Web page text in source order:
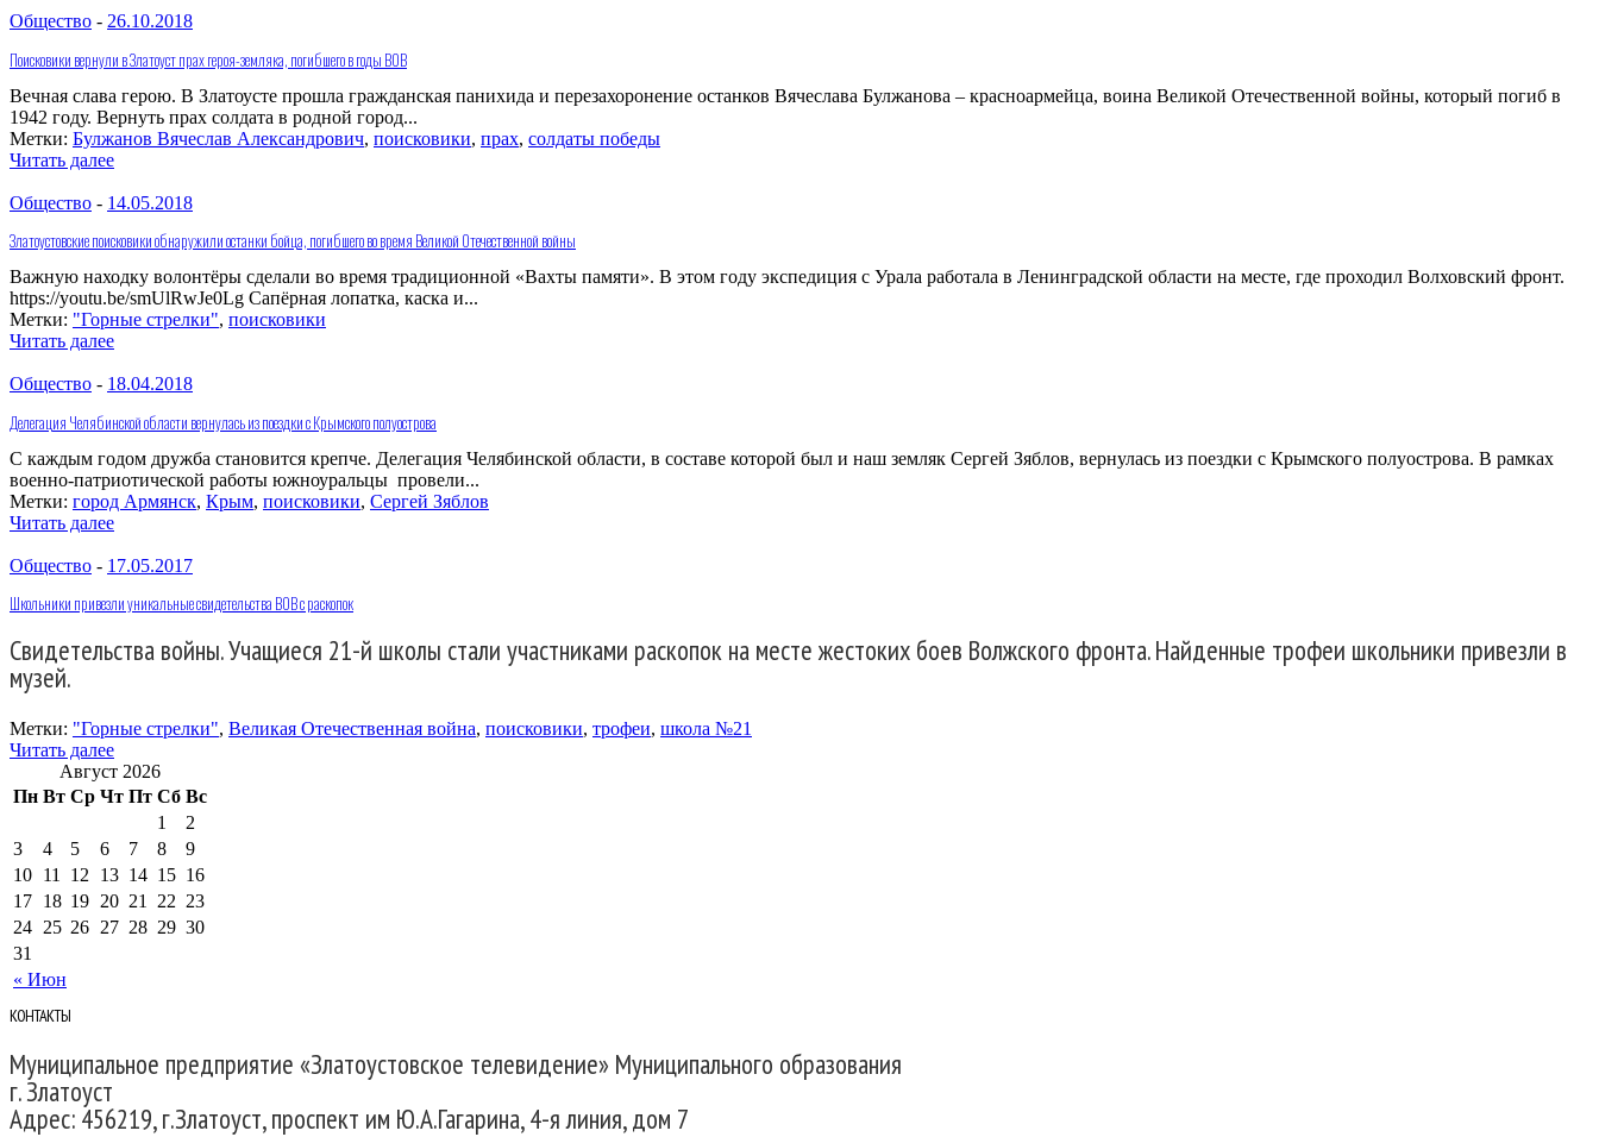
Общество - 26.10.2018
Поисковики вернули в Златоуст прах героя-земляка, погибшего в годы ВОВ
Вечная слава герою. В Златоусте прошла гражданская панихида и перезахоронение останков Вячеслава Булжанова – красноармейца, воина Великой Отечественной войны, который погиб в
1942 году. Вернуть прах солдата в родной город...
Метки: Булжанов Вячеслав Александрович, поисковики, прах, солдаты победы
Читать далее
Общество - 14.05.2018
Златоустовские поисковики обнаружили останки бойца, погибшего во время Великой Отечественной войны
Важную находку волонтёры сделали во время традиционной «Вахты памяти». В этом году экспедиция с Урала работала в Ленинградской области на месте, где проходил Волховский фронт.
https://youtu.be/smUlRwJe0Lg Сапёрная лопатка, каска и...
Метки: "Горные стрелки", поисковики
Читать далее
Общество - 18.04.2018
Делегация Челябинской области вернулась из поездки с Крымского полуострова
С каждым годом дружба становится крепче. Делегация Челябинской области, в составе которой был и наш земляк Сергей Зяблов, вернулась из поездки с Крымского полуострова. В рамках
военно-патриотической работы южноуральцы провели...
Метки: город Армянск, Крым, поисковики, Сергей Зяблов
Читать далее
Общество - 17.05.2017
Школьники привезли уникальные свидетельства ВОВ с раскопок
Свидетельства войны. Учащиеся 21-й школы стали участниками раскопок на месте жестоких боев Волжского фронта. Найденные трофеи школьники привезли в
музей.
Метки: "Горные стрелки", Великая Отечественная война, поисковики, трофеи, школа №21
Читать далее
Август 2026
Пн Вт Ср Чт Пт Сб Вс
« Июн
1
2
3
4 5 6 7 8
9
10 11 12 13 14 15 16
17 18 19 20 21 22 23
24 25 26 27 28 29 30
31
КОНТАКТЫ
Муниципальное предприятие «Златоустовское телевидение» Муниципального образования
г. Златоуст
Адрес: 456219, г.Златоуст, проспект им Ю.А.Гагарина, 4-я линия, дом 7